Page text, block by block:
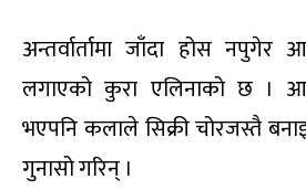
अन्तर्वार्तामा जाँदा होस
लगाएको कुरा एलिनाको छ ।
भएपनि कलाले सिक्री चोरजस्तै
गुनासो गरिन् ।